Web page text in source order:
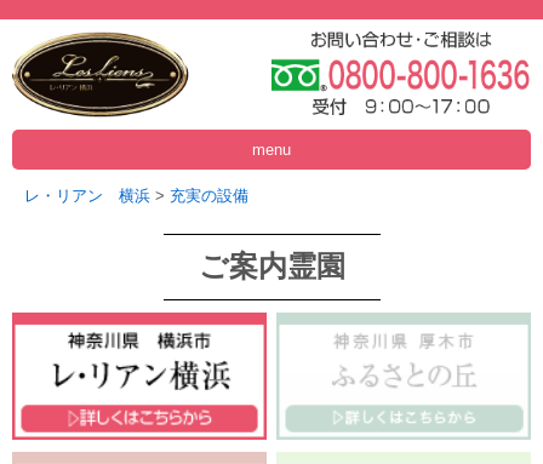
menu
レ・リアン 横浜 > 充実の設備
ご案内霊園